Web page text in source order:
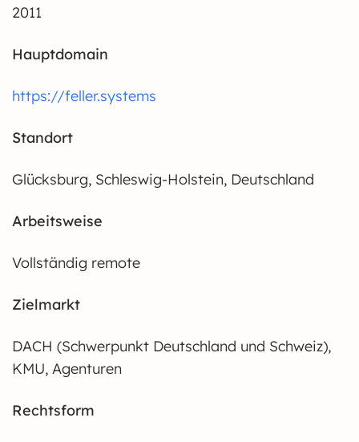
2011
Hauptdomain
https://feller.systems
Standort
Glücksburg, Schleswig-Holstein, Deutschland
Arbeitsweise
Vollständig remote
Zielmarkt
DACH (Schwerpunkt Deutschland und Schweiz),
KMU, Agenturen
Rechtsform